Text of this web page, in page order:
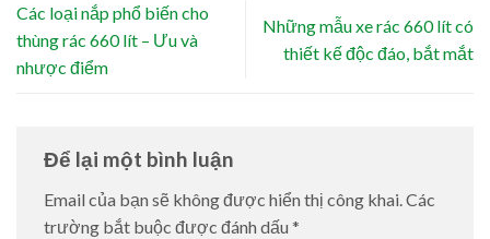
Các loại nắp phổ biến cho
thùng rác 660 lít – Ưu và
nhược điểm
Những mẫu xe rác 660 lít có
thiết kế độc đáo, bắt mắt
Để lại một bình luận
Email của bạn sẽ không được hiển thị công khai.Các
trường bắt buộc được đánh dấu *